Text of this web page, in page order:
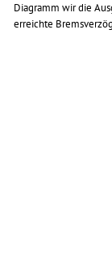
Diagramm wir die
erreichte